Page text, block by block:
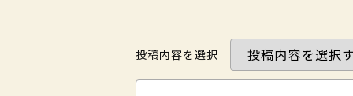
投稿内容を選択